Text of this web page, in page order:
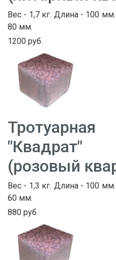
Вес - 1,7 кг. Длина - 100
80 мм.
1200 руб.
"Квадрат"
(розовый
Вес - 1,3 кг. Длина - 100
60 мм.
880 руб.